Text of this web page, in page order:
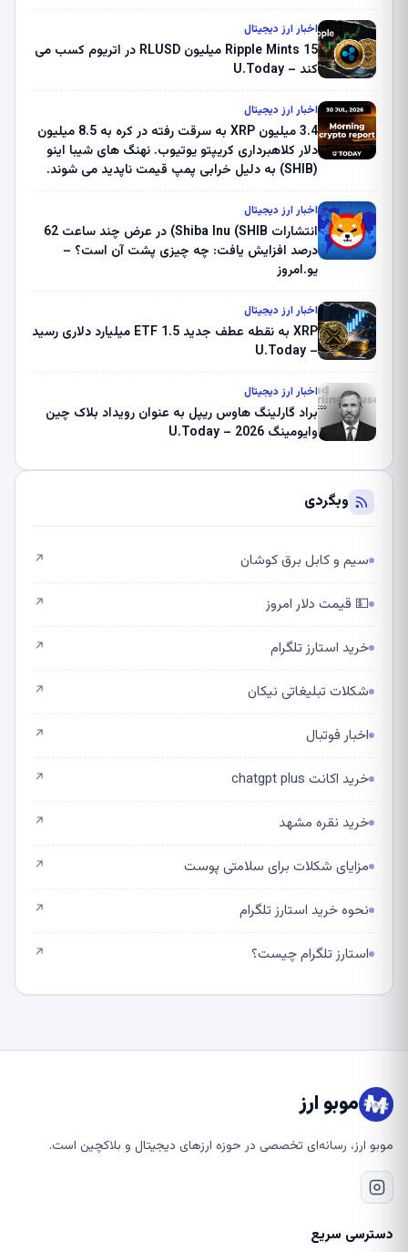
اخبار ارز دیجیتال
Ripple Mints 15 میلیون RLUSD در اتریوم کسب می
کند – U.Today
اخبار ارز دیجیتال
3.4 میلیون XRP به سرقت رفته در کره به 8.5 میلیون
دلار کلاهبرداری کریپتو یوتیوب. نهنگ های شیبا اینو
(SHIB) به دلیل خرابی پمپ قیمت ناپدید می شوند.
ثبت کرد – گزارش کریپتو صبح – U.Today
اخبار ارز دیجیتال
انتشارات Shiba Inu (SHIB) در عرض چند ساعت 62
درصد افزایش یافت: چه چیزی پشت آن است؟ –
یو.امروز
اخبار ارز دیجیتال
XRP به نقطه عطف جدید ETF 1.5 میلیارد دلاری رسید
– U.Today
اخبار ارز دیجیتال
براد گارلینگ هاوس ریپل به عنوان رویداد بلاک چین
وایومینگ 2026 – U.Today
وبگردی
سیم و کابل برق کوشان ↗
💵 قیمت دلار امروز ↗
خرید استارز تلگرام ↗
شکلات تبلیغاتی نیکان ↗
اخبار فوتبال ↗
خرید اکانت chatgpt plus ↗
خرید نقره مشهد ↗
مزایای شکلات برای سلامتی پوست ↗
نحوه خرید استارز تلگرام ↗
استارز تلگرام چیست؟ ↗
موبو ارز
موبو ارز، رسانه‌ای تخصصی در حوزه ارزهای دیجیتال و بلاکچین است.
دسترسی سریع